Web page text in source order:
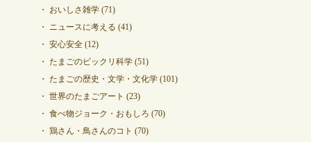
おいしさ雑学(71)
ニュースに考える (41)
安心安全(12)
たまごのビックリ科学(51)
たまごの歴史・文学・文化学(101)
世界のたまごアート (23)
食べ物ジョーク・おもしろ (70)
鶏さん・鳥さんのコト (70)